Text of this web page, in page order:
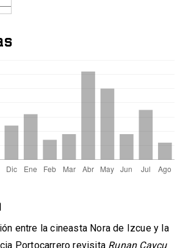
entre la cineasta Nora de Izcue y la
Portocarrero revisita Runan Caycu